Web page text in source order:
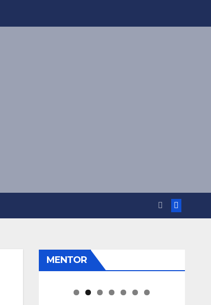
MENTOR
Iyan Apt
Pipiet Senja